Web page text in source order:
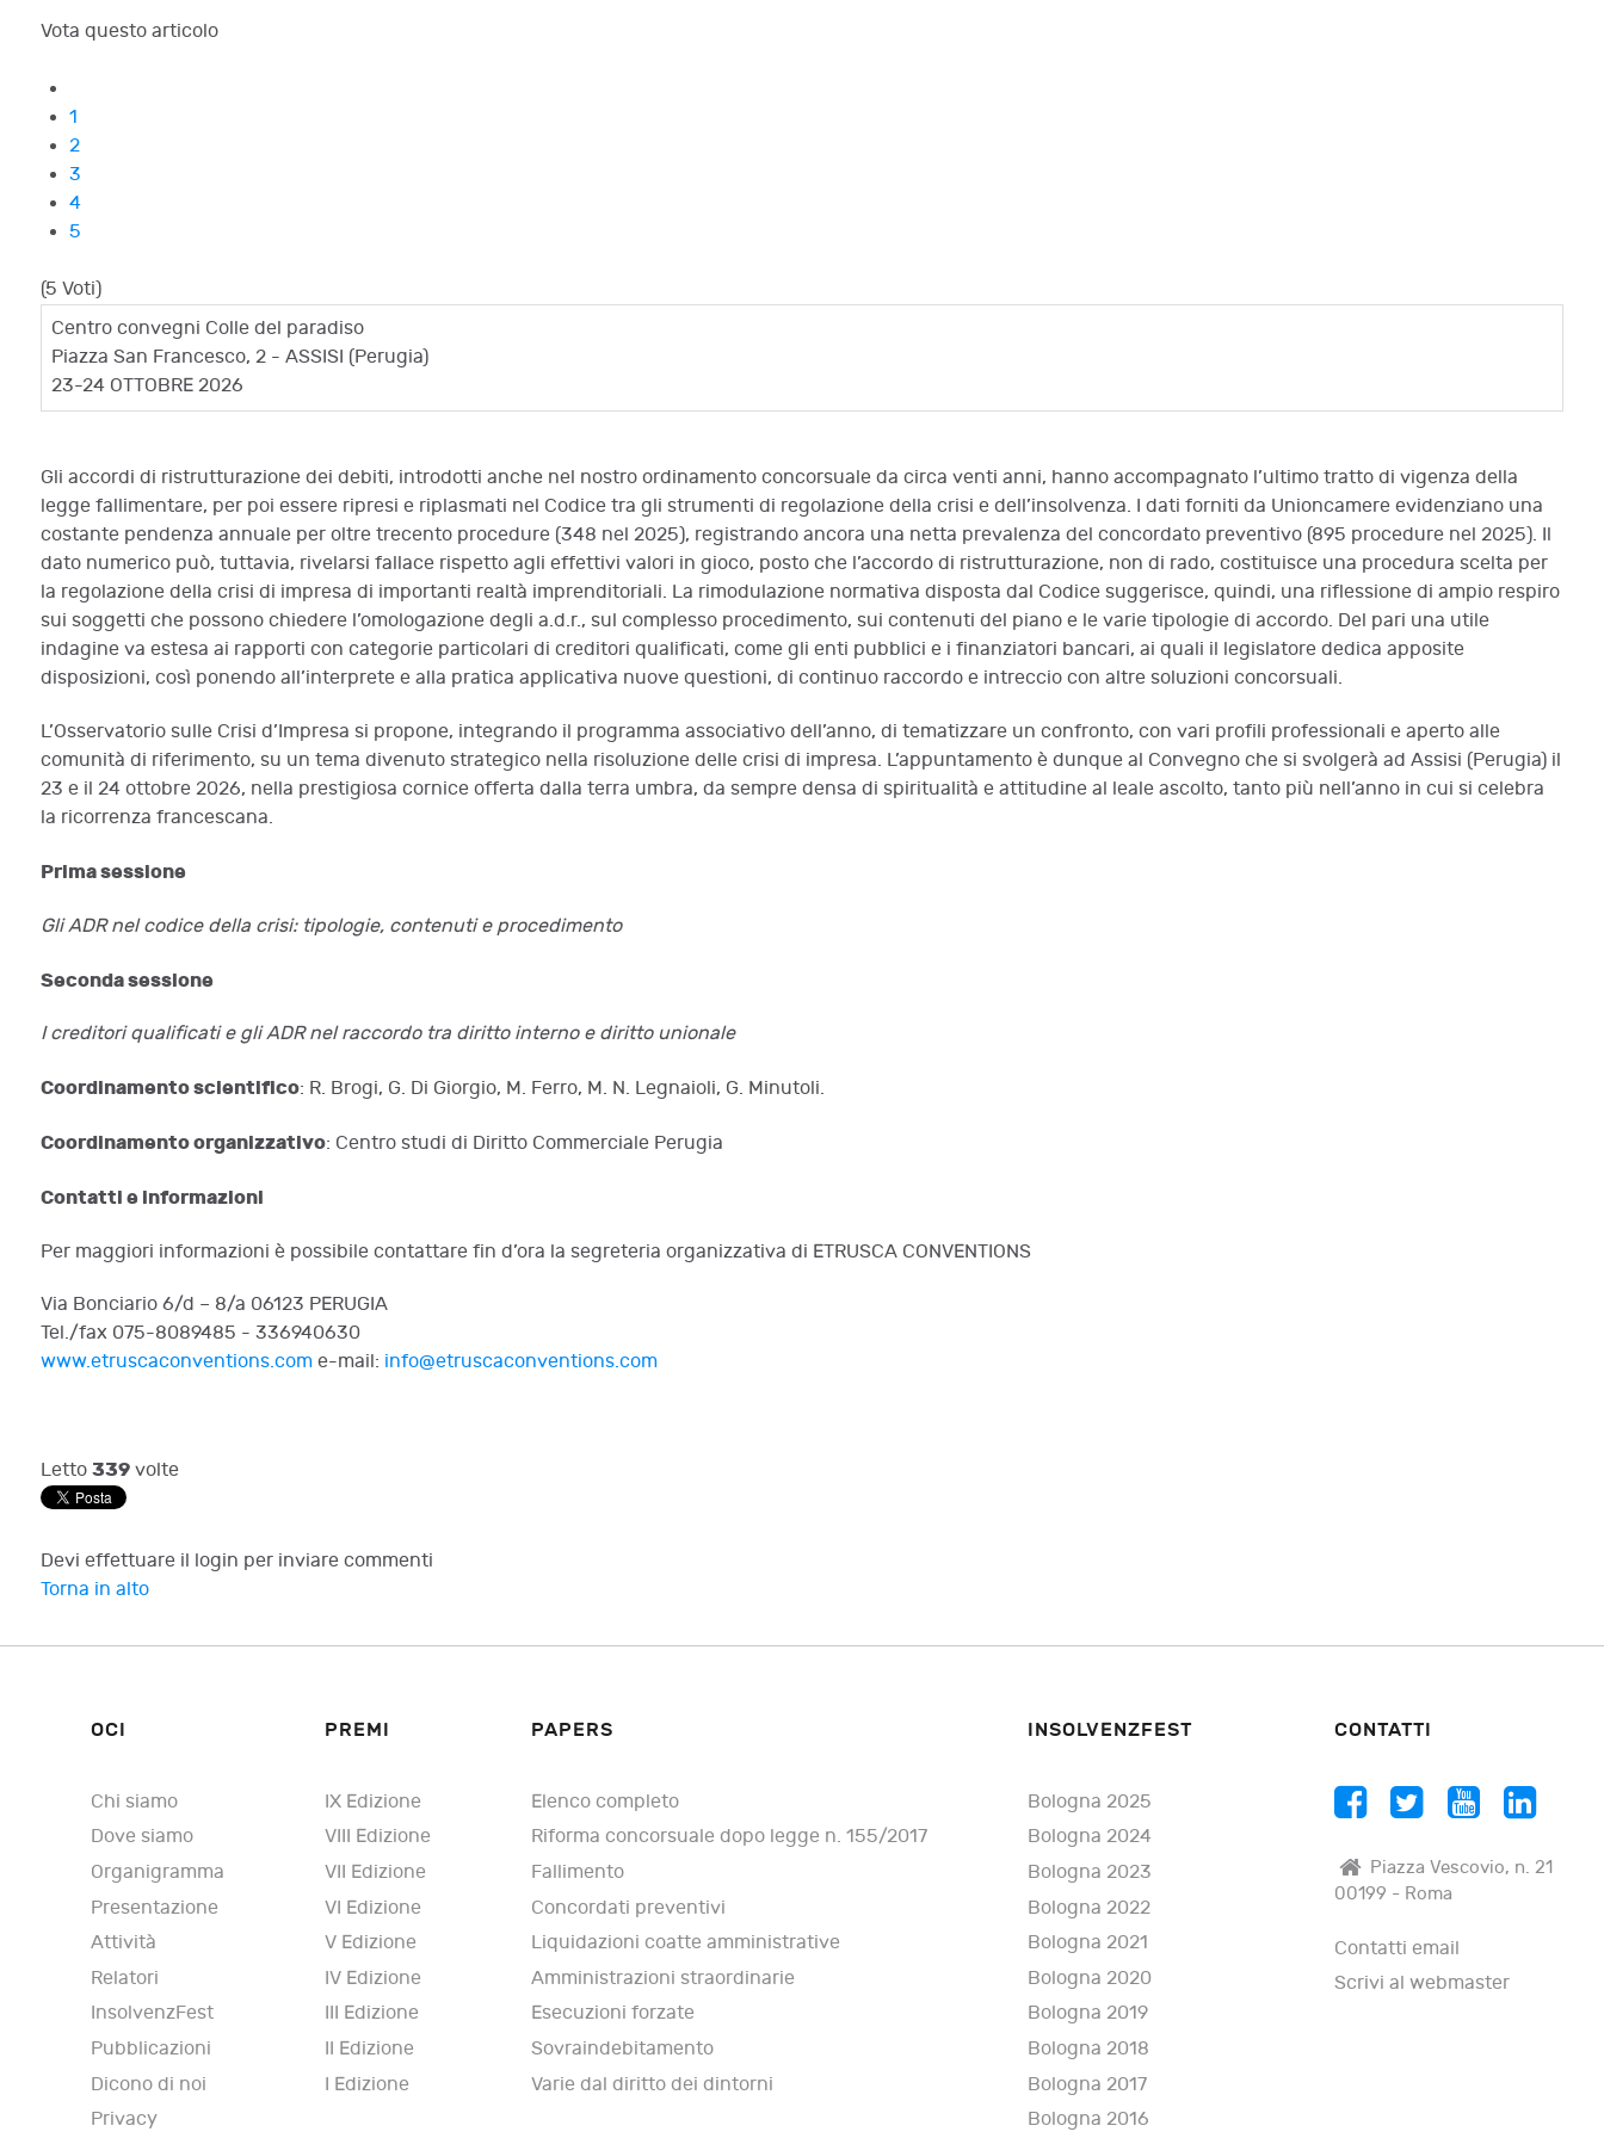
Vota questo articolo
1
2
3
4
5
(5 Voti)
Centro convegni Colle del paradiso
Piazza San Francesco, 2 - ASSISI (Perugia)
23-24 OTTOBRE 2026
Gli accordi di ristrutturazione dei debiti, introdotti anche nel nostro ordinamento concorsuale da circa venti anni, hanno accompagnato l’ultimo tratto di vigenza della
legge fallimentare, per poi essere ripresi e riplasmati nel Codice tra gli strumenti di regolazione della crisi e dell’insolvenza. I dati forniti da Unioncamere evidenziano una
costante pendenza annuale per oltre trecento procedure (348 nel 2025), registrando ancora una netta prevalenza del concordato preventivo (895 procedure nel 2025). Il
dato numerico può, tuttavia, rivelarsi fallace rispetto agli effettivi valori in gioco, posto che l’accordo di ristrutturazione, non di rado, costituisce una procedura scelta per
la regolazione della crisi di impresa di importanti realtà imprenditoriali. La rimodulazione normativa disposta dal Codice suggerisce, quindi, una riflessione di ampio respiro
sui soggetti che possono chiedere l’omologazione degli a.d.r., sul complesso procedimento, sui contenuti del piano e le varie tipologie di accordo. Del pari una utile
indagine va estesa ai rapporti con categorie particolari di creditori qualificati, come gli enti pubblici e i finanziatori bancari, ai quali il legislatore dedica apposite
disposizioni, così ponendo all’interprete e alla pratica applicativa nuove questioni, di continuo raccordo e intreccio con altre soluzioni concorsuali.
L’Osservatorio sulle Crisi d’Impresa si propone, integrando il programma associativo dell’anno, di tematizzare un confronto, con vari profili professionali e aperto alle
comunità di riferimento, su un tema divenuto strategico nella risoluzione delle crisi di impresa. L’appuntamento è dunque al Convegno che si svolgerà ad Assisi (Perugia) il
23 e il 24 ottobre 2026, nella prestigiosa cornice offerta dalla terra umbra, da sempre densa di spiritualità e attitudine al leale ascolto, tanto più nell’anno in cui si celebra
la ricorrenza francescana.
Prima sessione
Gli ADR nel codice della crisi: tipologie, contenuti e procedimento
Seconda sessione
I creditori qualificati e gli ADR nel raccordo tra diritto interno e diritto unionale
Coordinamento scientifico: R. Brogi, G. Di Giorgio, M. Ferro, M. N. Legnaioli, G. Minutoli.
Coordinamento organizzativo: Centro studi di Diritto Commerciale Perugia
Contatti e informazioni
Per maggiori informazioni è possibile contattare fin d’ora la segreteria organizzativa di ETRUSCA CONVENTIONS
Via Bonciario 6/d – 8/a 06123 PERUGIA
Tel./fax 075-8089485 - 336940630
www.etruscaconventions.com e-mail: info@etruscaconventions.com
Letto 339 volte
Devi effettuare il login per inviare commenti
Torna in alto
OCI
Chi siamo
Dove siamo
Organigramma
Presentazione
Attività
Relatori
InsolvenzFest
Pubblicazioni
Dicono di noi
Privacy
PREMI
IX Edizione
VIII Edizione
VII Edizione
VI Edizione
V Edizione
IV Edizione
III Edizione
II Edizione
I Edizione
PAPERS
Elenco completo
Riforma concorsuale dopo legge n. 155/2017
Fallimento
Concordati preventivi
Liquidazioni coatte amministrative
Amministrazioni straordinarie
Esecuzioni forzate
Sovraindebitamento
Varie dal diritto dei dintorni
INSOLVENZFEST
Bologna 2025
Bologna 2024
Bologna 2023
Bologna 2022
Bologna 2021
Bologna 2020
Bologna 2019
Bologna 2018
Bologna 2017
Bologna 2016
CONTATTI
Piazza Vescovio, n. 21
00199 - Roma
Contatti email
Scrivi al webmaster